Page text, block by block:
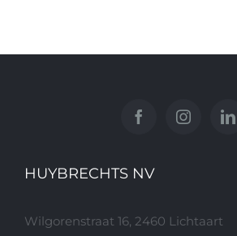
HUYBRECHTS NV
Wilgorenstraat 16, 2460 Lichtaart